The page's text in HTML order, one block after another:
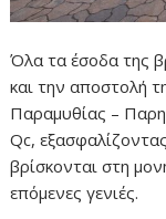
Όλαταέσοδατης
καιτηναποστολή
Παραμυθίας –
Qc,
βρίσκονταιστη
επόμενεςγενιές.